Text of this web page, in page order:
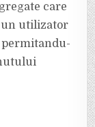
care
un utilizator
permitandu-